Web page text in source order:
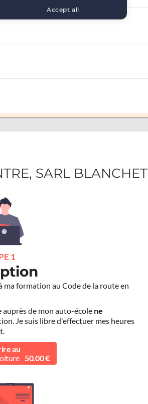
SARL BLANCHET
1
ma formation au Code de la route en
de mon auto-école ne
Je suis libre d'effectuer mes heures
au
50.00 €
Accept all